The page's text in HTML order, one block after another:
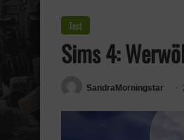
Test
Sims 4:
SandraMorningstar